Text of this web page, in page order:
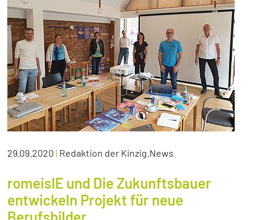
29.09.2020 | Redaktion der Kinzig.News
romeisIE und Die Zukunftsbauer
entwickeln Projekt für neue